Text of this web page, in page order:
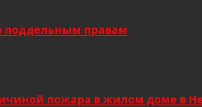
поддельным правам
пожара в жилом доме в